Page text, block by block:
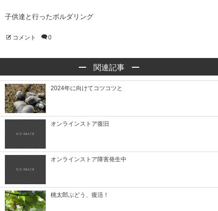
子供達と行ったボルダリング
コメント 0
関連記事
2024年に向けてコツコツと
オンラインストア復旧
オンラインストア障害発生中
桃太郎ぶどう、復活！